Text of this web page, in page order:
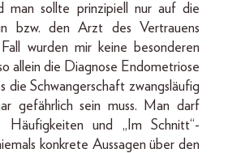
man sollte prinzipiell nur auf die
bzw. den Arzt des Vertrauens
wurden mir keine besonderen
allein die Diagnose Endometriose
die Schwangerschaft zwangsläufig
gefährlich sein muss. Man darf
Häufigkeiten und „Im Schnitt“-
konkrete Aussagen über den